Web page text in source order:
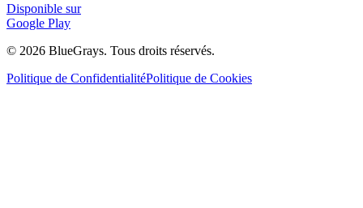
Disponible sur
Google Play
© 2026 BlueGrays. Tous droits réservés.
Politique de ConfidentialitéPolitique de Cookies